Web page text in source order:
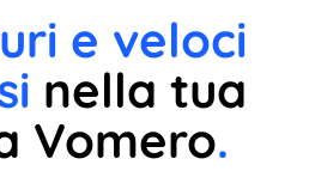
e veloci
nella tua
Vomero.